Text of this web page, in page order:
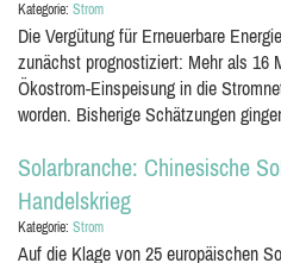
Kategorie: Strom
Die Vergütung für Erneuerbare
zunächst prognostiziert: Mehr als 16
Ökostrom-Einspeisung in die
worden. Bisherige Schätzungen
Solarbranche: Chinesische
Handelskrieg
Kategorie: Strom
Auf die Klage von 25 europäischen